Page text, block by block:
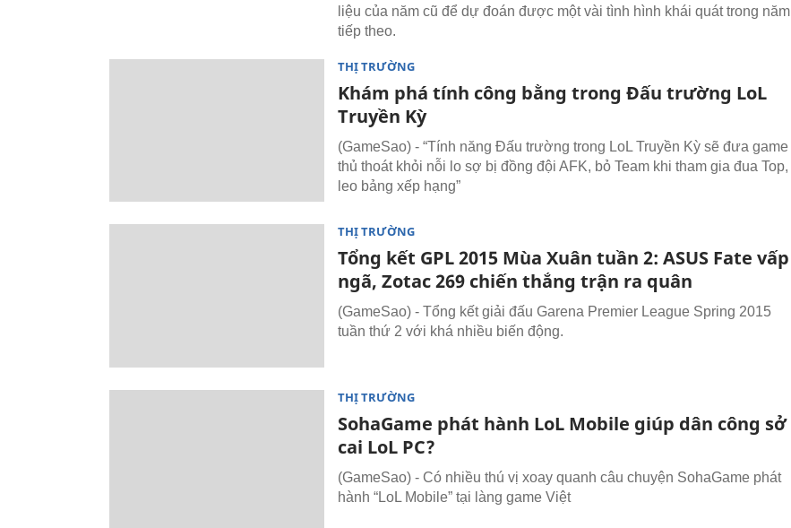
liệu của năm cũ để dự đoán được một vài tình hình khái quát trong năm
tiếp theo.
THỊ TRƯỜNG
Khám phá tính công bằng trong Đấu trường LoL
Truyền Kỳ
(GameSao) - “Tính năng Đấu trường trong LoL Truyền Kỳ sẽ đưa game
thủ thoát khỏi nỗi lo sợ bị đồng đội AFK, bỏ Team khi tham gia đua Top,
leo bảng xếp hạng”
THỊ TRƯỜNG
Tổng kết GPL 2015 Mùa Xuân tuần 2: ASUS Fate vấp
ngã, Zotac 269 chiến thắng trận ra quân
(GameSao) - Tổng kết giải đấu Garena Premier League Spring 2015
tuần thứ 2 với khá nhiều biến động.
THỊ TRƯỜNG
SohaGame phát hành LoL Mobile giúp dân công sở
cai LoL PC?
(GameSao) - Có nhiều thú vị xoay quanh câu chuyện SohaGame phát
hành “LoL Mobile” tại làng game Việt